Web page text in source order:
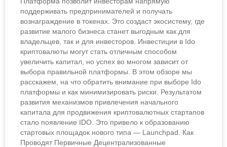
поддерживать предпринимателей и получать
вознаграждение в токенах. Это создаст экосистему, где
развитие малого бизнеса станет выгодным как для
владельцев, так и для инвесторов. Инвестиции в Ido
криптовалюты могут стать отличным способом
увеличить капитал, но успех во многом зависит от
выбора правильной платформы. В этом обзоре мы
расскажем, на что обратить внимание при выборе Ido
платформы и как минимизировать риски. Результатом
развития механизмов привлечения начального
капитала для продвижения криптовалютных стартапов
стало появление IDO. Это привело к образованию
стартовых площадок нового типа — Launchpad. Как
Проводят Первичные Децентрализованные